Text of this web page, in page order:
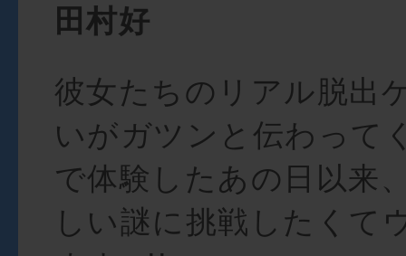
田村好
彼女たちのリアル脱出
いがガツンと伝わって
で体験したあの日以来
しい謎に挑戦したくて